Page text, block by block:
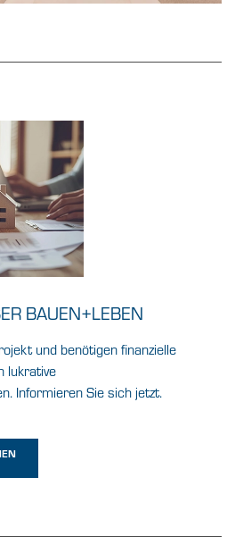
BAUEN+LEBEN
und benötigen finanzielle
lukrative
Informieren Sie sich jetzt.